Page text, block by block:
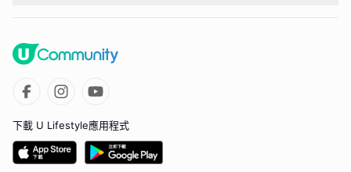
下載 U Lifestyle應用程式